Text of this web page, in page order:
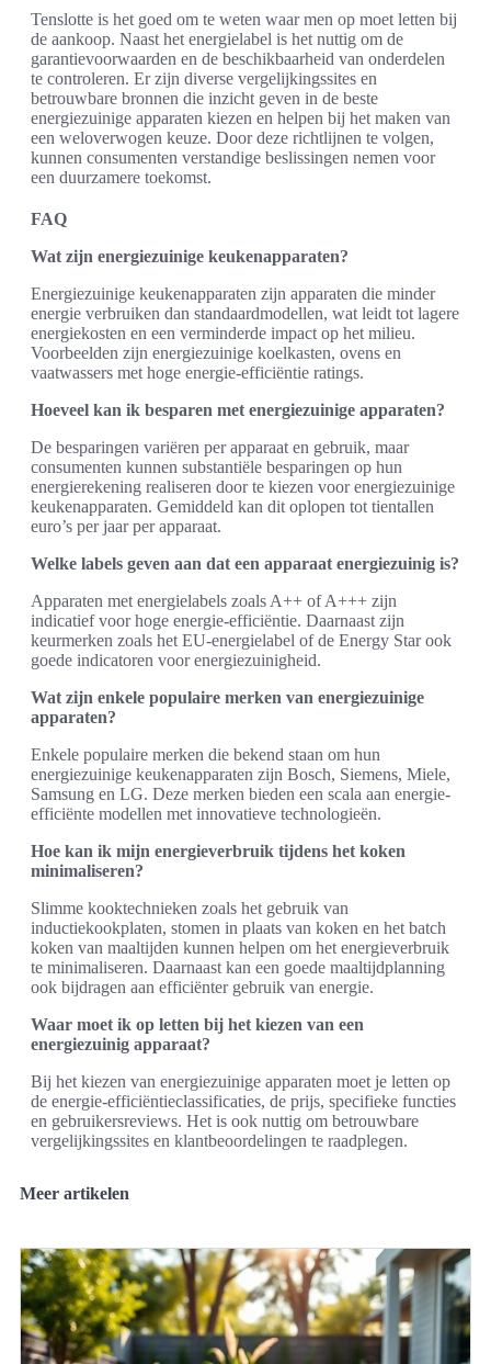
Tenslotte is het goed om te weten waar men op moet letten bij
de aankoop. Naast het energielabel is het nuttig om de
garantievoorwaarden en de beschikbaarheid van onderdelen
te controleren. Er zijn diverse vergelijkingssites en
betrouwbare bronnen die inzicht geven in de beste
energiezuinige apparaten kiezen en helpen bij het maken van
een weloverwogen keuze. Door deze richtlijnen te volgen,
kunnen consumenten verstandige beslissingen nemen voor
een duurzamere toekomst.
FAQ
Wat zijn energiezuinige keukenapparaten?
Energiezuinige keukenapparaten zijn apparaten die minder
energie verbruiken dan standaardmodellen, wat leidt tot lagere
energiekosten en een verminderde impact op het milieu.
Voorbeelden zijn energiezuinige koelkasten, ovens en
vaatwassers met hoge energie-efficiëntie ratings.
Hoeveel kan ik besparen met energiezuinige apparaten?
De besparingen variëren per apparaat en gebruik, maar
consumenten kunnen substantiële besparingen op hun
energierekening realiseren door te kiezen voor energiezuinige
keukenapparaten. Gemiddeld kan dit oplopen tot tientallen
euro’s per jaar per apparaat.
Welke labels geven aan dat een apparaat energiezuinig is?
Apparaten met energielabels zoals A++ of A+++ zijn
indicatief voor hoge energie-efficiëntie. Daarnaast zijn
keurmerken zoals het EU-energielabel of de Energy Star ook
goede indicatoren voor energiezuinigheid.
Wat zijn enkele populaire merken van energiezuinige
apparaten?
Enkele populaire merken die bekend staan om hun
energiezuinige keukenapparaten zijn Bosch, Siemens, Miele,
Samsung en LG. Deze merken bieden een scala aan energie-
efficiënte modellen met innovatieve technologieën.
Hoe kan ik mijn energieverbruik tijdens het koken
minimaliseren?
Slimme kooktechnieken zoals het gebruik van
inductiekookplaten, stomen in plaats van koken en het batch
koken van maaltijden kunnen helpen om het energieverbruik
te minimaliseren. Daarnaast kan een goede maaltijdplanning
ook bijdragen aan efficiënter gebruik van energie.
Waar moet ik op letten bij het kiezen van een
energiezuinig apparaat?
Bij het kiezen van energiezuinige apparaten moet je letten op
de energie-efficiëntieclassificaties, de prijs, specifieke functies
en gebruikersreviews. Het is ook nuttig om betrouwbare
vergelijkingssites en klantbeoordelingen te raadplegen.
Meer artikelen